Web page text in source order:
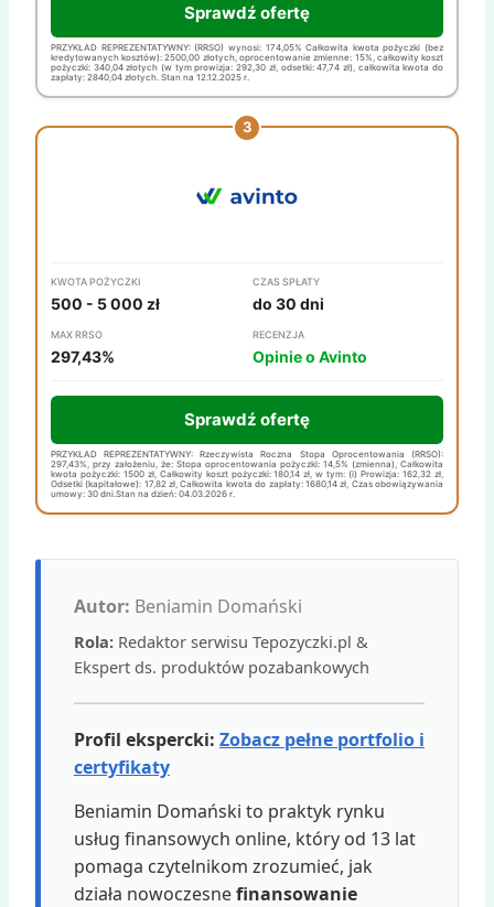
Sprawdź ofertę
PRZYKŁAD REPREZENTATYWNY: (RRSO) wynosi: 174,05% Całkowita kwota pożyczki (bez
kredytowanych kosztów): 2500,00 złotych, oprocentowanie zmienne: 15%, całkowity koszt
pożyczki: 340,04 złotych (w tym prowizja: 292,30 zł, odsetki: 47,74 zł), całkowita kwota do
zapłaty: 2840,04 złotych. Stan na 12.12.2025 r.
KWOTA POŻYCZKI
500 - 5 000 zł
CZAS SPŁATY
do 30 dni
MAX RRSO
297,43%
RECENZJA
Opinie o Avinto
Sprawdź ofertę
PRZYKŁAD REPREZENTATYWNY: Rzeczywista Roczna Stopa Oprocentowania (RRSO):
297,43%, przy założeniu, że: Stopa oprocentowania pożyczki: 14,5% (zmienna), Całkowita
kwota pożyczki: 1500 zł, Całkowity koszt pożyczki: 180,14 zł, w tym: (i) Prowizja: 162,32 zł,
Odsetki (kapitałowe): 17,82 zł, Całkowita kwota do zapłaty: 1680,14 zł, Czas obowiązywania
umowy: 30 dni.Stan na dzień: 04.03.2026 r.
Autor: Beniamin Domański
Rola: Redaktor serwisu Tepozyczki.pl &
Ekspert ds. produktów pozabankowych
Profil ekspercki: Zobacz pełne portfolio i
certyfikaty
Beniamin Domański to praktyk rynku
usług finansowych online, który od 13 lat
pomaga czytelnikom zrozumieć, jak
działa nowoczesnefinansowanie